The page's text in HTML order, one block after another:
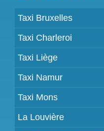
Taxi Bruxelles
Taxi Charleroi
Taxi Liège
Taxi Namur
Taxi Mons
La Louvière